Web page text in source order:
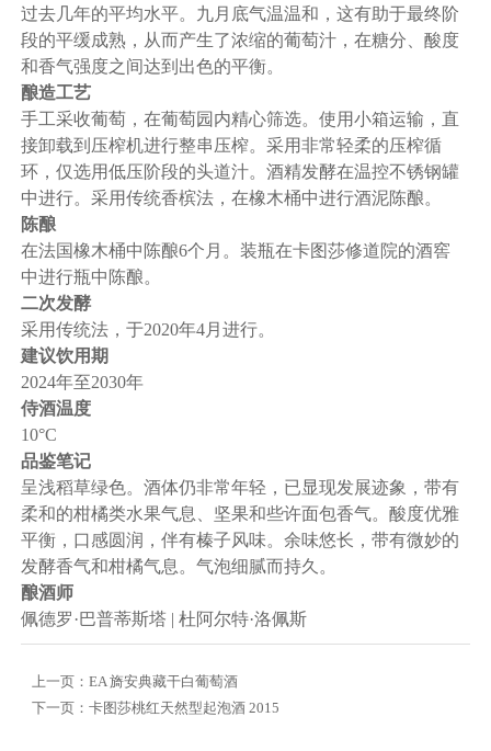
过去几年的平均水平。九月底气温温和，这有助于最终阶
段的平缓成熟，从而产生了浓缩的葡萄汁，在糖分、酸度
和香气强度之间达到出色的平衡。
酿造工艺
手工采收葡萄，在葡萄园内精心筛选。使用小箱运输，直
接卸载到压榨机进行整串压榨。采用非常轻柔的压榨循
环，仅选用低压阶段的头道汁。酒精发酵在温控不锈钢罐
中进行。采用传统香槟法，在橡木桶中进行酒泥陈酿。
陈酿
在法国橡木桶中陈酿6个月。装瓶在卡图莎修道院的酒窖
中进行瓶中陈酿。
二次发酵
采用传统法，于2020年4月进行。
建议饮用期
2024年至2030年
侍酒温度
10°C
品鉴笔记
呈浅稻草绿色。酒体仍非常年轻，已显现发展迹象，带有
柔和的柑橘类水果气息、坚果和些许面包香气。酸度优雅
平衡，口感圆润，伴有榛子风味。余味悠长，带有微妙的
发酵香气和柑橘气息。气泡细腻而持久。
酿酒师
佩德罗·巴普蒂斯塔 | 杜阿尔特·洛佩斯
上一页： EA 旖安典藏干白葡萄酒
下一页： 卡图莎桃红天然型起泡酒 2015